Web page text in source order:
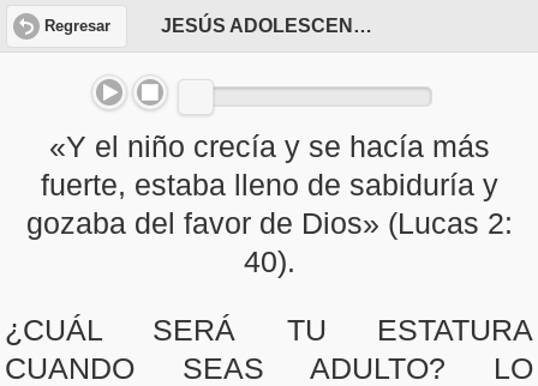
Regresar JESÚS ADOLESCENTE - 2a PARTE
«Y el niño crecía y se hacía más
fuerte, estaba lleno de sabiduría y
gozaba del favor de Dios» (Lucas 2:
40).
¿CUÁL SERÁ TU ESTATURA
CUANDO SEAS ADULTO? LO